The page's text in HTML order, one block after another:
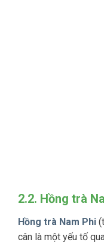
2.2. Hồng trà
Hồng trà Nam Phi
cân là một yếu tố